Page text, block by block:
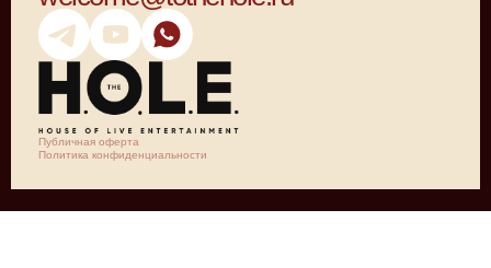
Публичная оферта
Политика конфиденциальности